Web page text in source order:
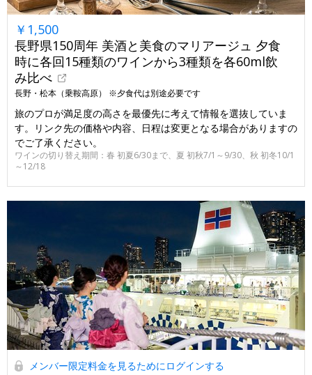
￥1,500
長野県150周年 美酒と美食のマリアージュ 夕食
時に各回15種類のワインから3種類を各60ml飲
み比べ
長野・松本（乗鞍高原） ※夕食代は別途必要です
旅のプロが満足度の高さを最優先に考えて情報を選抜していま
す。リンク先の価格や内容、日程は変更となる場合がありますの
でご了承ください。
ワインの切り替え期間：春 初夏6/30まで、夏 初秋7/1～9/30、秋 初冬10/1
～12/18
メンバー限定料金を見るためにログインする